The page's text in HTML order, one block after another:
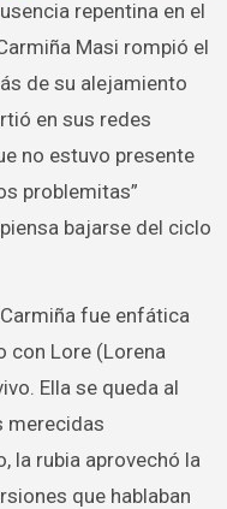
Masi rompió el
de su alejamiento
en sus redes
no estuvo presente
problemitas”
bajarse del ciclo
fue enfática
con Lore (Lorena
Ella se queda al
merecidas
la rubia aprovechó la
que hablaban